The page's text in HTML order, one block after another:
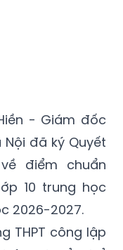
- Giám đốc
điểm chuẩn
10 trung học
2026-2027.
THPT công lập
tuyển bổ
Xuân Khanh có